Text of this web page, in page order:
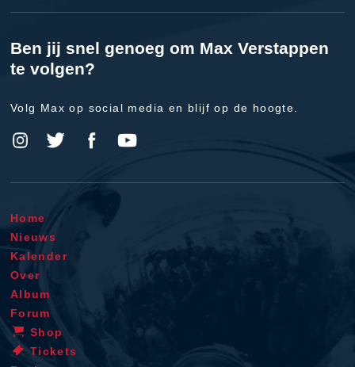
Ben jij snel genoeg om Max Verstappen
te volgen?
Volg Max op social media en blijf op de hoogte.
Home
Nieuws
Kalender
Over
Album
Forum
Shop
Tickets